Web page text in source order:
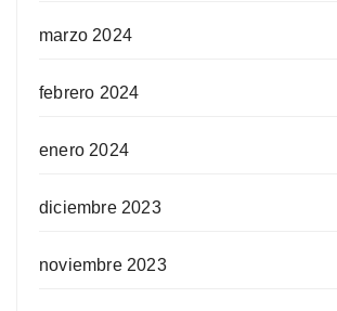
marzo 2024
febrero 2024
enero 2024
diciembre 2023
noviembre 2023